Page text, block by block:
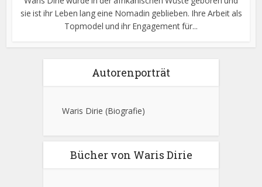
sie ist ihr Leben lang eine Nomadin geblieben. Ihre Arbeit als
Topmodel und ihr Engagement für...
Autorenporträt
Waris Dirie (Biografie)
Bücher von Waris Dirie